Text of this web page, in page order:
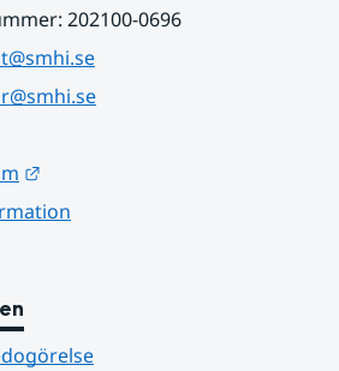
202100-0696